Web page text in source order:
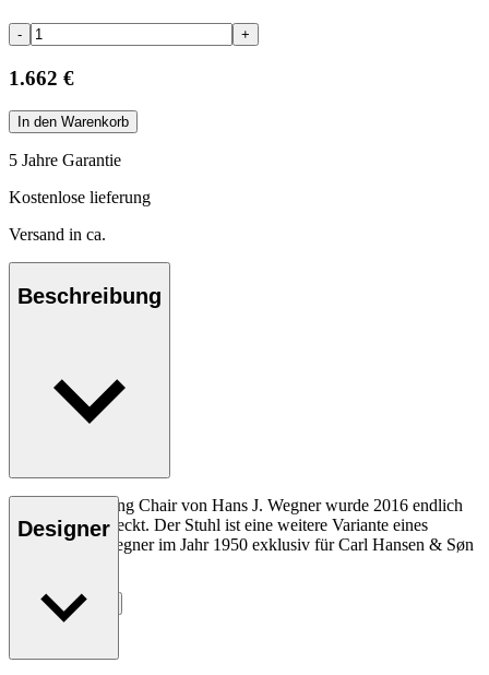
- +
1.662 €
In den Warenkorb
5 Jahre Garantie
Kostenlose lieferung
Versand in ca.
Beschreibung
Der CH26 Dining Chair von Hans J. Wegner wurde 2016 endlich
zum Leben erweckt. Der Stuhl ist eine weitere Variante eines
Designs, das Wegner im Jahr 1950 exklusiv für Carl Hansen & Søn
Entdecke mehr
Designer